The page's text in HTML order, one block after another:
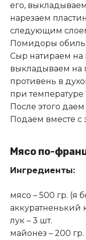
его,
нарезаем
следующим
Помидоры
Сыр натираем на
выкладываем на
противень в
при температуре
После этого даем
Подаем вместе
Мясо по-
Ингредиенты:
мясо – 500 гр. (я
аккуратненький
лук – 3 шт.
майонез – 200 гр.